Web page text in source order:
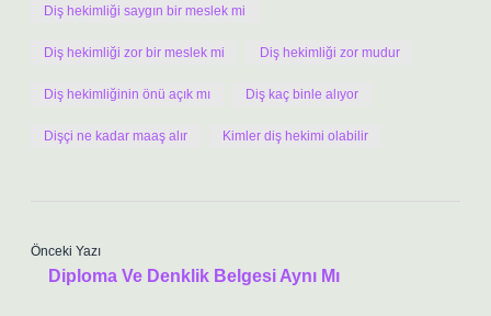
Diş hekimliği saygın bir meslek mi
Diş hekimliği zor bir meslek mi Diş hekimliği zor mudur
Diş hekimliğinin önü açık mı Diş kaç binle alıyor
Dişçi ne kadar maaş alır Kimler diş hekimi olabilir
Önceki Yazı
Diploma Ve Denklik Belgesi Aynı Mı